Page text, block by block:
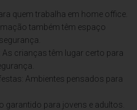
quem trabalha em home office.
também têm espaço
crianças têm lugar certo para
Ambientes pensados para
garantido para jovens e adultos.